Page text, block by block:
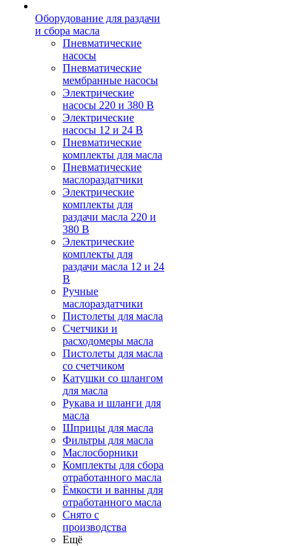
Оборудование для раздачи
и сбора масла
Пневматические
насосы
Пневматические
мембранные насосы
Электрические
насосы 220 и 380 В
Электрические
насосы 12 и 24 В
Пневматические
комплекты для масла
Пневматические
маслораздатчики
Электрические
комплекты для
раздачи масла 220 и
380 В
Электрические
комплекты для
раздачи масла 12 и 24
В
Ручные
маслораздатчики
Пистолеты для масла
Счетчики и
расходомеры масла
Пистолеты для масла
со счетчиком
Катушки со шлангом
для масла
Рукава и шланги для
масла
Шприцы для масла
Фильтры для масла
Маслосборники
Комплекты для сбора
отработанного масла
Ёмкости и ванны для
отработанного масла
Снято с
производства
Ещё